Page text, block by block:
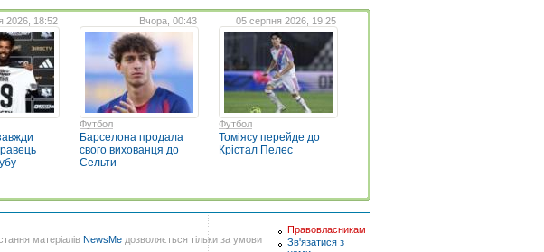
2026, 18:52 Вчора, 00:43
Футбол
Барселона продала
свого вихованця до
Сельти
05 серпня 2026, 19:25
Футбол
Томіясу перейде до
Крістал Пелес
матеріалів NewsMe дозволяється тільки за умови
Правовласникам
Зв'язатися з